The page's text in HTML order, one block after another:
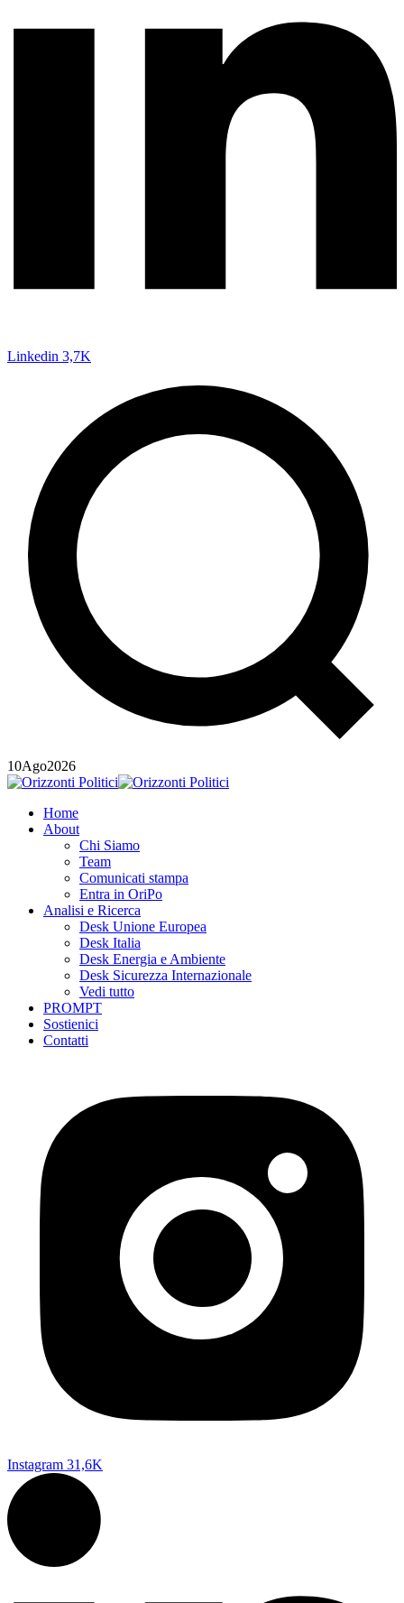
Linkedin 3,7K
10Ago2026
Home
About
Chi Siamo
Team
Comunicati stampa
Entra in OriPo
Analisi e Ricerca
Desk Unione Europea
Desk Italia
Desk Energia e Ambiente
Desk Sicurezza Internazionale
Vedi tutto
PROMPT
Sostienici
Contatti
Instagram 31,6K